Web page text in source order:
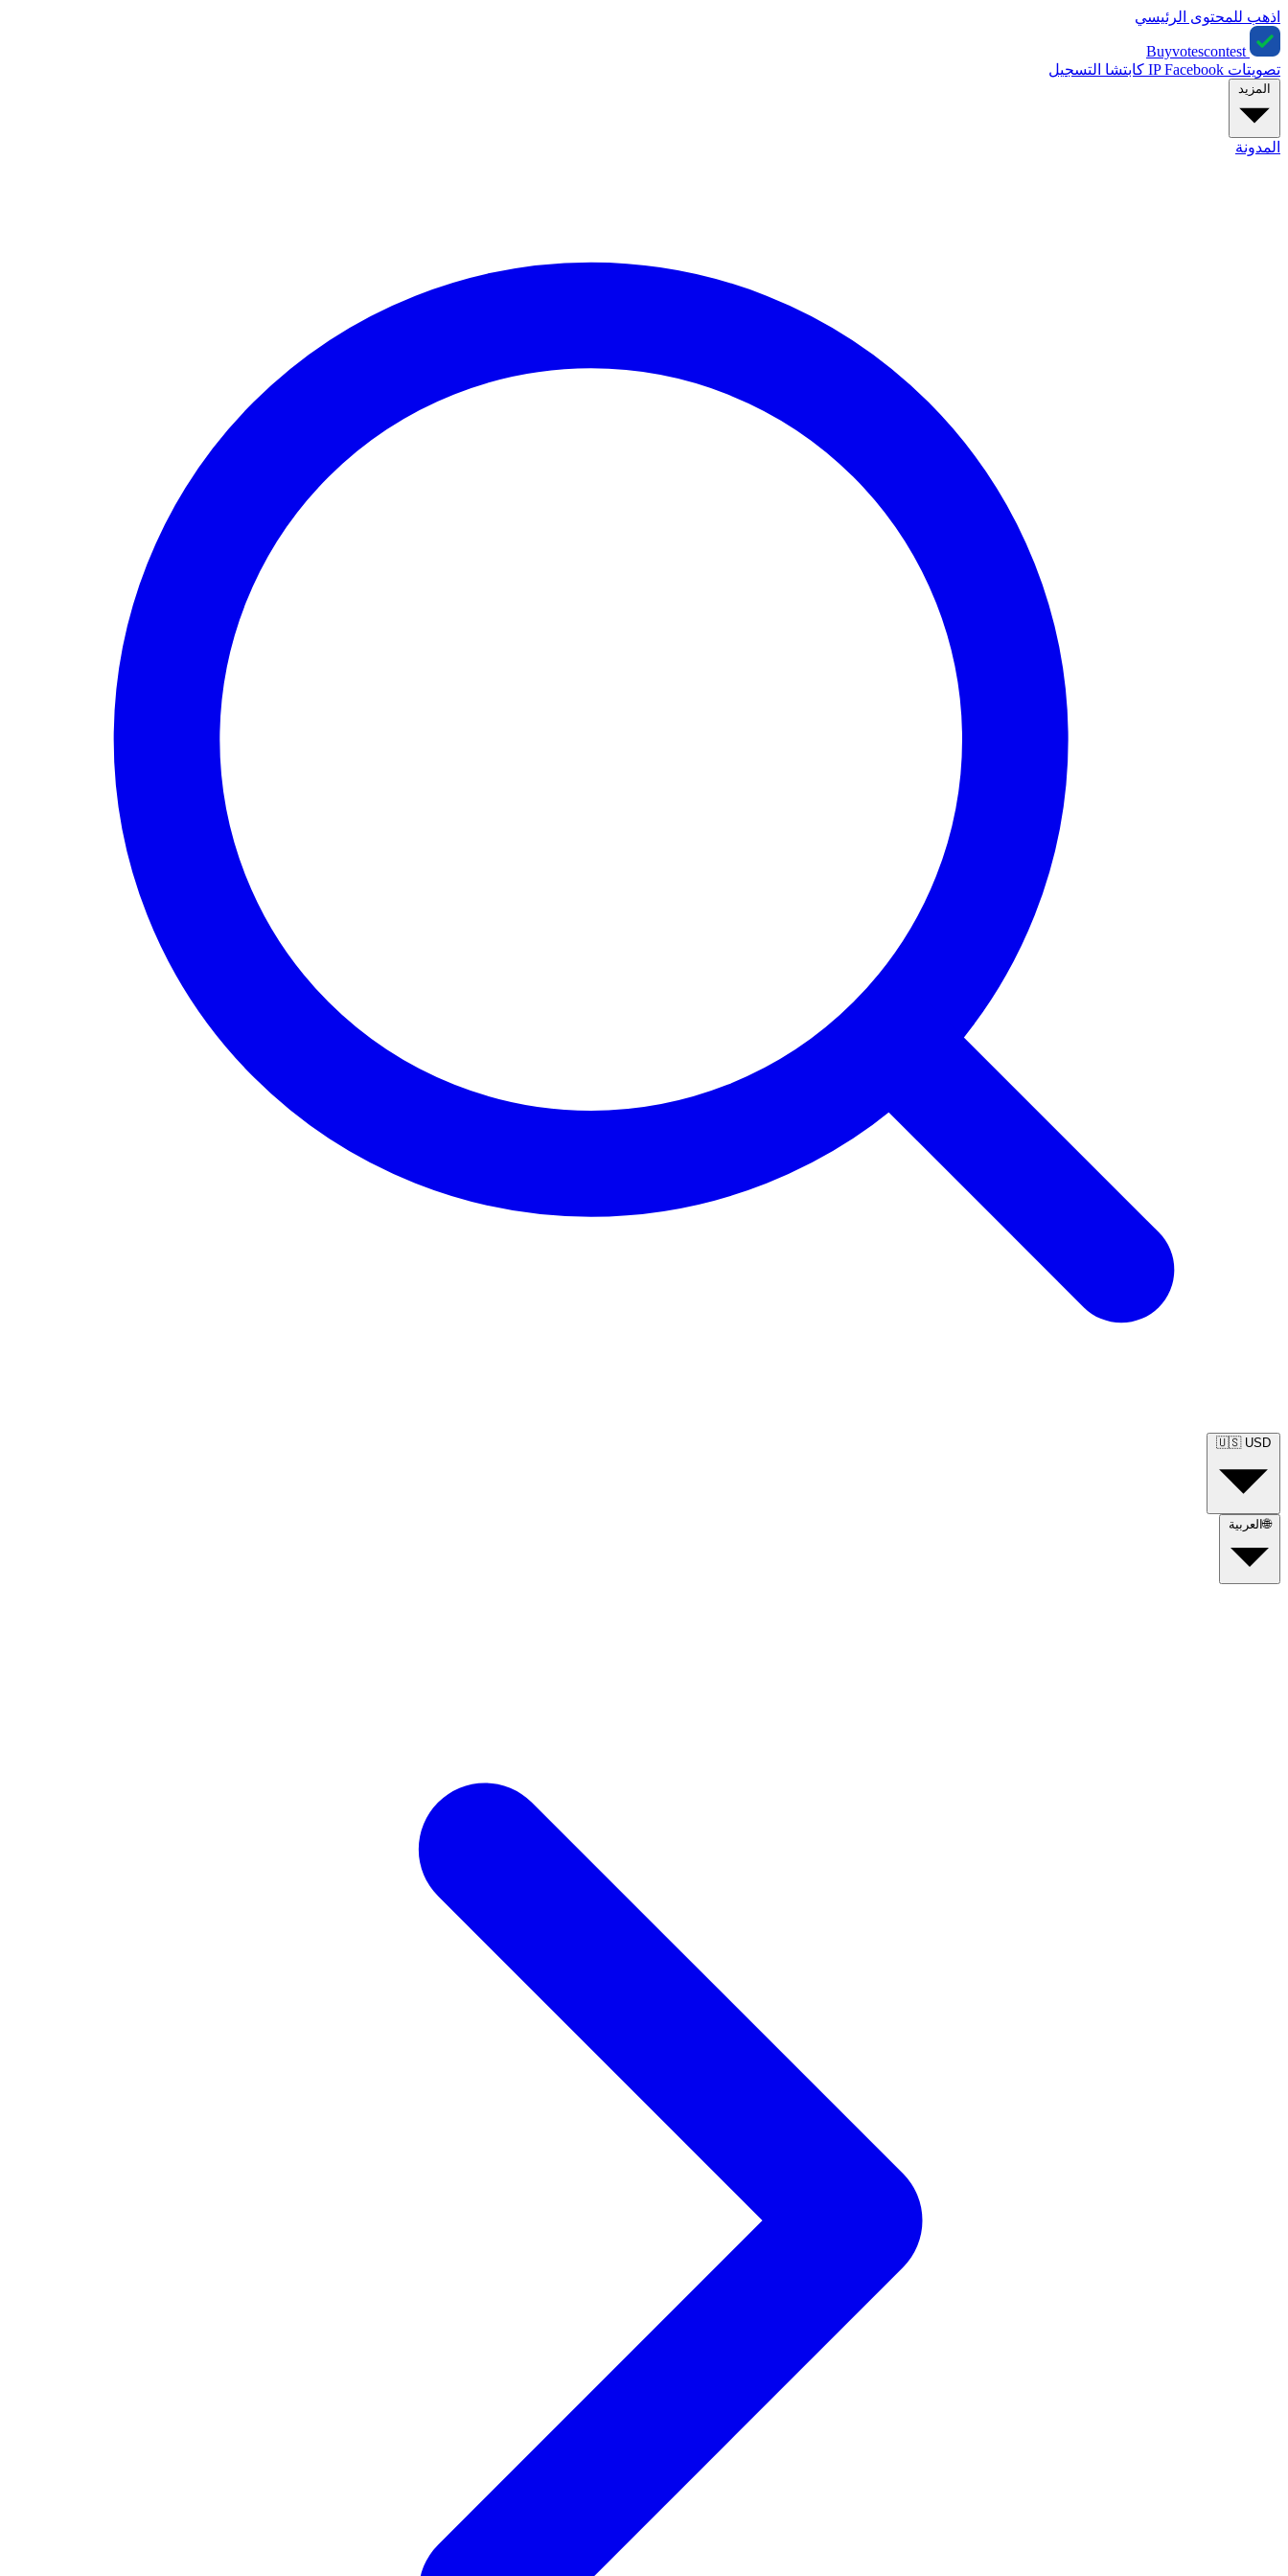
اذهب للمحتوى الرئيسي
Buyvotescontest
تصويتات IP Facebook كابتشا التسجيل
المزيد
المدونة
🇺🇸 USD
🌐العربية